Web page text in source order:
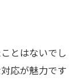
とはないでし
応が魅力です